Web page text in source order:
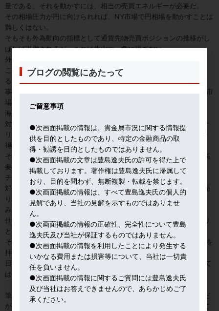
量である。それを動かすには、相当の売買エネルギーが必要だ。
その相場圧力が円に向けられれば、NY市場で円相場を動かすことは
難しくはない。
そもそも外為動向の指標として通貨先物売買ポジションの推移がし
ばしば引用されるが、これは氷山の一角に過ぎない。
外為市場ではインターバンクの相対取引で巨額のマネーが動く。
この短期流動性の塊が円に向かえば、１０円程度は充分に動かせ
る。
事実、今回の１１３円台突破に限らず、近年のドル円相場は、NY市
場で大きく変動することが常態化している。
海外勢は、理屈よりモメンタム（市場の勢い）に乗り動くからだ。
対する日本勢は、緻密なマクロ経済分析に基づき、シナリオA,シナ
リオBと吟味を重ね、詳細なレポート形式で相場観を纏めることが
得意だ。
それで円は買いか売りかと問えば、円売りの可能性が強いが、円高
要因への目配りも必要、という模範解答になりがちだ。
チャート分析も米国人が驚くほど緻密である。
対して、欧米市場の通貨投機筋は、例えば、金利差と原油高で円売
り、と日本人感覚で見れば、あまり深く考えず、後は行動あるの
み。
仕掛けも速いが、１１８円という目論見が非現実的となり、損切り
となれば逃げ足も速い。
その結果、ドル円相場もNY市場に先手を取られ、東京市場は後塵を
拝する結果になりがちなのだ。
日本ではFX売買が人気だが、欧米プロ投機筋に束になってこられて
は、とても敵う規模ではない。
筆者は、そもそもスイス銀行外為・貴金属部ディーラー出身なのだ
が、本当に大きなポジションを持ち、相場を動かすプロは、決して
ブログの閲覧にあたって
ご留意事項
●次画面掲載の情報は、貴金属市況に関する情報提
供を目的としたものであり、特定の金融商品の取
得・勧誘を目的としたものではありません。
●次画面掲載の文章は豊島逸夫氏の許可を得た上で
掲載しております。著作権は豊島逸夫氏に帰属して
おり、目的を問わず、無断複製・転載を禁じます。
●次画面掲載の情報は、すべて豊島逸夫氏の個人的
見解であり、当社の見解を示すものではありませ
ん。
●次画面掲載の情報の正確性、完全性について豊島
逸夫氏及び当社が保証するものではありません。
●次画面掲載の情報を利用したことにより発生する
いかなる費用または損害等について、当社は一切責
任を負いません。
●次画面掲載の情報に関するご質問には豊島逸夫氏
及び当社はお答えできませんので、あらかじめご了
承ください。